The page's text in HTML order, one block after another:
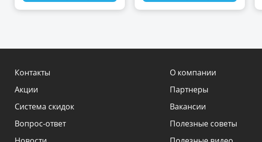
Контакты
Акции
Система скидок
Вопрос-ответ
О компании
Партнеры
Вакансии
Полезные советы